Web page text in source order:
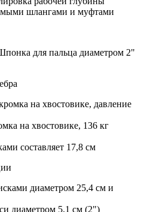
шлангами и муфтами
для пальца диаметром 2"
на хвостовике, давление
на хвостовике, 136 кг
составляет 17,8 см
диаметром 25,4 см и
диаметром 5,1 см (2")